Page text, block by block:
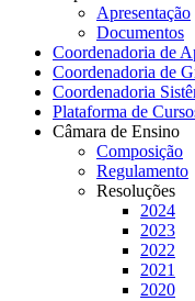
Apresentação
Documentos
Coordenadoria de
Coordenadoria de
Coordenadoria
Plataforma de
Câmara de Ensino
Composição
Regulamento
Resoluções
2024
2023
2022
2021
2020